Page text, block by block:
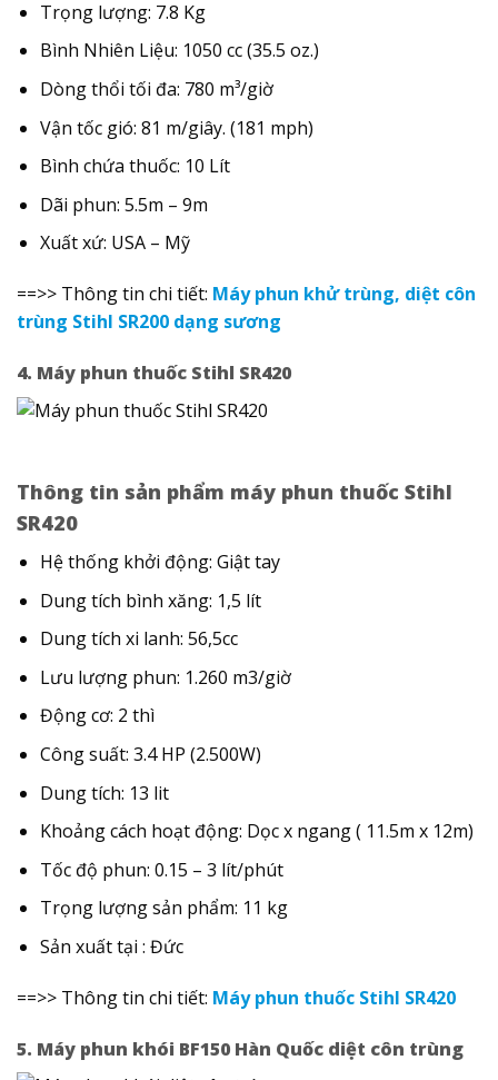
Trọng lượng: 7.8 Kg
Bình Nhiên Liệu: 1050 cc (35.5 oz.)
Dòng thổi tối đa: 780 m³/giờ
Vận tốc gió: 81 m/giây. (181 mph)
Bình chứa thuốc: 10 Lít
Dãi phun: 5.5m – 9m
Xuất xứ: USA – Mỹ
==>> Thông tin chi tiết: Máy phun khử trùng, diệt côn
trùng Stihl SR200 dạng sương
4. Máy phun thuốc Stihl SR420
Thông tin sản phẩm máy phun thuốc Stihl
SR420
Hệ thống khởi động: Giật tay
Dung tích bình xăng: 1,5 lít
Dung tích xi lanh: 56,5cc
Lưu lượng phun: 1.260 m3/giờ
Động cơ: 2 thì
Công suất: 3.4 HP (2.500W)
Dung tích: 13 lit
Khoảng cách hoạt động: Dọc x ngang ( 11.5m x 12m)
Tốc độ phun: 0.15 – 3 lít/phút
Trọng lượng sản phẩm: 11 kg
Sản xuất tại : Đức
==>> Thông tin chi tiết: Máy phun thuốc Stihl SR420
5. Máy phun khói BF150 Hàn Quốc diệt côn trùng